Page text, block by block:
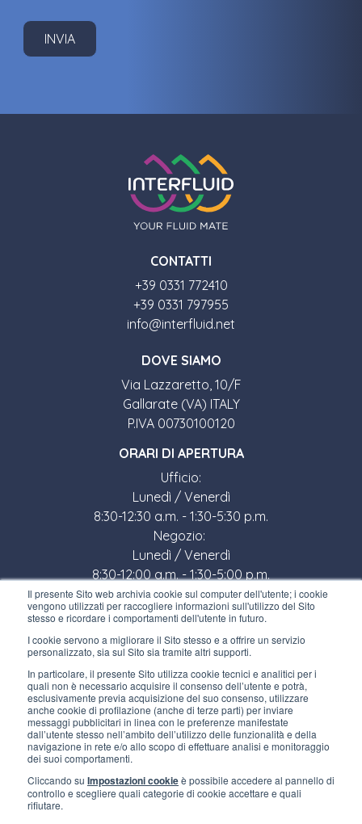
Il presente Sito web archivia cookie sul computer dell'utente; i cookie
vengono utilizzati per raccogliere informazioni sull'utilizzo del Sito
stesso e ricordare i comportamenti dell'utente in futuro.
I cookie servono a migliorare il Sito stesso e a offrire un servizio
personalizzato, sia sul Sito sia tramite altri supporti.
In particolare, il presente Sito utilizza cookie tecnici e analitici per i
quali non è necessario acquisire il consenso dell’utente e potrà,
esclusivamente previa acquisizione del suo consenso, utilizzare
anche cookie di profilazione (anche di terze parti) per inviare
messaggi pubblicitari in linea con le preferenze manifestate
dall’utente stesso nell’ambito dell’utilizzo delle funzionalità e della
navigazione in rete e/o allo scopo di effettuare analisi e monitoraggio
dei suoi comportamenti.
Cliccando su Impostazioni cookieè possibile accedere al pannello di
controllo e scegliere quali categorie di cookie accettare e quali
rifiutare.
CONTATTI
+39 0331 772410
+39 0331 797955
info@interfluid.net
DOVE SIAMO
Via Lazzaretto, 10/F
Gallarate (VA) ITALY
P.IVA 00730100120
ORARI DI APERTURA
Ufficio:
Lunedì / Venerdì
8:30-12:30 a.m. - 1:30-5:30 p.m.
Negozio:
Lunedì / Venerdì
8:30-12:00 a.m. - 1:30-5:00 p.m.
LINK UTILI
Iscriviti alla newsletter
Lavora con noi
Gli imballi di Interfluid
Progetto di trasformazione digitale